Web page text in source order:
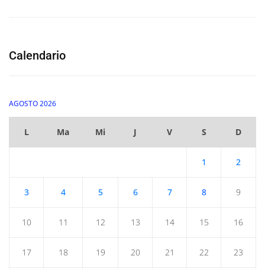
Calendario
AGOSTO 2026
L Ma Mi J V S D
1 2
3 4 5 6 7 8 9
10 11 12 13 14 15 16
17 18 19 20 21 22 23